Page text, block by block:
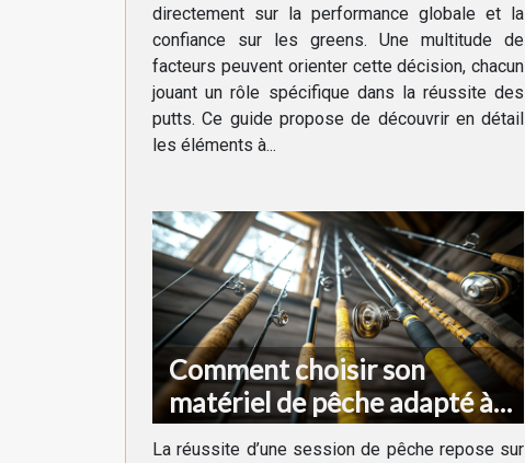
directement sur la performance globale et la
confiance sur les greens. Une multitude de
facteurs peuvent orienter cette décision, chacun
jouant un rôle spécifique dans la réussite des
putts. Ce guide propose de découvrir en détail
les éléments à...
Comment choisir son
matériel de pêche adapté à
chaque type de poisson
La réussite d’une session de pêche repose sur